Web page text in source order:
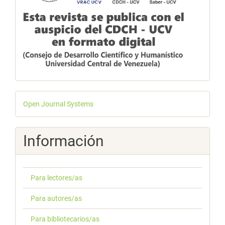
Desarrollado
por
Open Journal Systems
Información
Para lectores/as
Para autores/as
Para bibliotecarios/as